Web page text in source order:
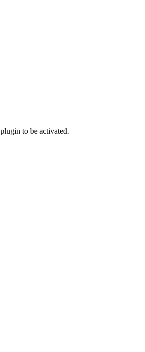
plugin to be activated.